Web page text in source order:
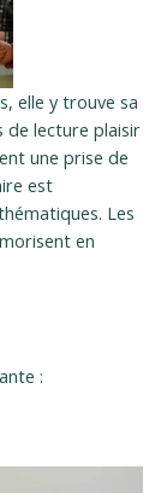
elle y trouve sa
de lecture plaisir
une prise de
est
Les
en
: